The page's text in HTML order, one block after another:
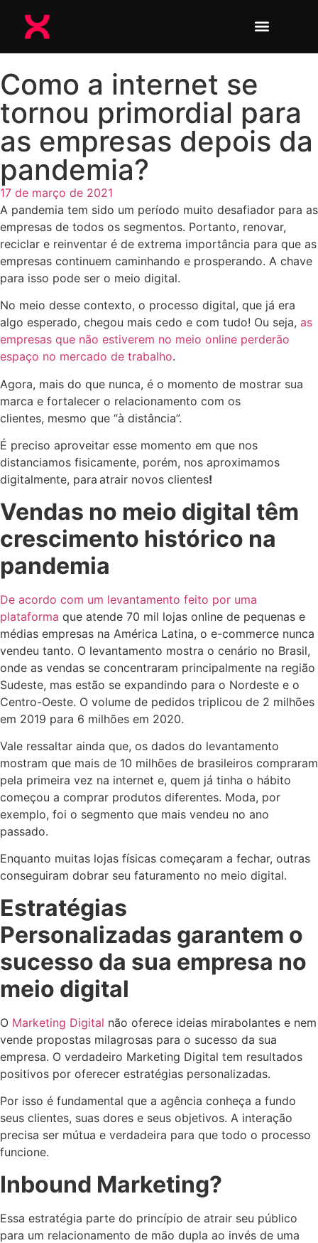
Como a internet se
tornou primordial para
as empresas depois da
pandemia?
17 de março de 2021
A pandemia tem sido um período muito desafiador para as
empresas de todos os segmentos. Portanto, renovar,
reciclar e reinventar é de extrema importância para que as
empresas continuem caminhando e prosperando. A chave
para isso pode ser o meio digital.
No meio desse contexto, o processo digital, que já era
algo esperado, chegou mais cedo e com tudo! Ou seja, as
empresas que não estiverem no meio online perderão
espaço no mercado de trabalho.
Agora, mais do que nunca, é o momento de mostrar sua
marca e fortalecer o relacionamento com os
clientes, mesmo que “à distância”.
É preciso aproveitar esse momento em que nos
distanciamos fisicamente, porém, nos aproximamos
digitalmente, para atrair novos clientes!
Vendas no meio digital têm
crescimento histórico na
pandemia
De acordo com um levantamento feito por uma
plataforma que atende 70 mil lojas online de pequenas e
médias empresas na América Latina, o e-commerce nunca
vendeu tanto. O levantamento mostra o cenário no Brasil,
onde as vendas se concentraram principalmente na região
Sudeste, mas estão se expandindo para o Nordeste e o
Centro-Oeste. O volume de pedidos triplicou de 2 milhões
em 2019 para 6 milhões em 2020.
Vale ressaltar ainda que, os dados do levantamento
mostram que mais de 10 milhões de brasileiros compraram
pela primeira vez na internet e, quem já tinha o hábito
começou a comprar produtos diferentes. Moda, por
exemplo, foi o segmento que mais vendeu no ano
passado.
Enquanto muitas lojas físicas começaram a fechar, outras
conseguiram dobrar seu faturamento no meio digital.
Estratégias
Personalizadas garantem o
sucesso da sua empresa no
meio digital
O Marketing Digital não oferece ideias mirabolantes e nem
vende propostas milagrosas para o sucesso da sua
empresa. O verdadeiro Marketing Digital tem resultados
positivos por oferecer estratégias personalizadas.
Por isso é fundamental que a agência conheça a fundo
seus clientes, suas dores e seus objetivos. A interação
precisa ser mútua e verdadeira para que todo o processo
funcione.
Inbound Marketing?
Essa estratégia parte do princípio de atrair seu público
para um relacionamento de mão dupla ao invés de uma